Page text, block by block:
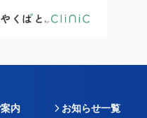
内 お知らせ一覧